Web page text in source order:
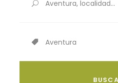
Aventura